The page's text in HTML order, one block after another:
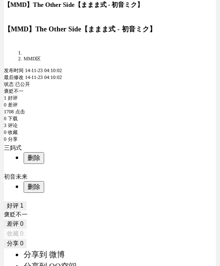
【MMD】The Other Side【ままま式 - 初音ミク】
【MMD】The Other Side【ままま式 - 初音ミク】
MMD区
发布时间 14-11-23 04:10:02
最后修改 14-11-23 04:10:02
状态 已公开
褒贬不一
1 好评
0 差评
1708 点击
0 下载
3 评论
0 收藏
0 分享
三妈式
删除
初音未来
删除
好评 1
褒贬不一
差评 0
收藏 0
分享 0
分享到 微博